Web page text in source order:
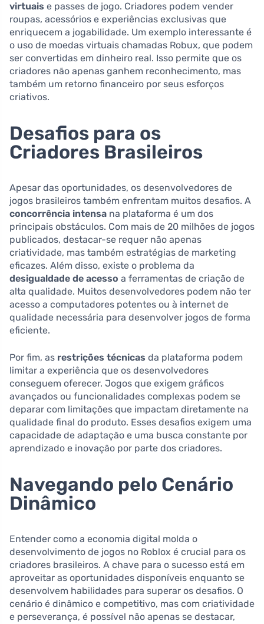
virtuais e passes de jogo. Criadores podem vender
roupas, acessórios e experiências exclusivas que
enriquecem a jogabilidade. Um exemplo interessante é
o uso de moedas virtuais chamadas Robux, que podem
ser convertidas em dinheiro real. Isso permite que os
criadores não apenas ganhem reconhecimento, mas
também um retorno financeiro por seus esforços
criativos.
Desafios para os
Criadores Brasileiros
Apesar das oportunidades, os desenvolvedores de
jogos brasileiros também enfrentam muitos desafios. A
concorrência intensa na plataforma é um dos
principais obstáculos. Com mais de 20 milhões de jogos
publicados, destacar-se requer não apenas
criatividade, mas também estratégias de marketing
eficazes. Além disso, existe o problema da
desigualdade de acesso a ferramentas de criação de
alta qualidade. Muitos desenvolvedores podem não ter
acesso a computadores potentes ou à internet de
qualidade necessária para desenvolver jogos de forma
eficiente.
Por fim, as restrições técnicas da plataforma podem
limitar a experiência que os desenvolvedores
conseguem oferecer. Jogos que exigem gráficos
avançados ou funcionalidades complexas podem se
deparar com limitações que impactam diretamente na
qualidade final do produto. Esses desafios exigem uma
capacidade de adaptação e uma busca constante por
aprendizado e inovação por parte dos criadores.
Navegando pelo Cenário
Dinâmico
Entender como a economia digital molda o
desenvolvimento de jogos no Roblox é crucial para os
criadores brasileiros. A chave para o sucesso está em
aproveitar as oportunidades disponíveis enquanto se
desenvolvem habilidades para superar os desafios. O
cenário é dinâmico e competitivo, mas com criatividade
e perseverança, é possível não apenas se destacar,